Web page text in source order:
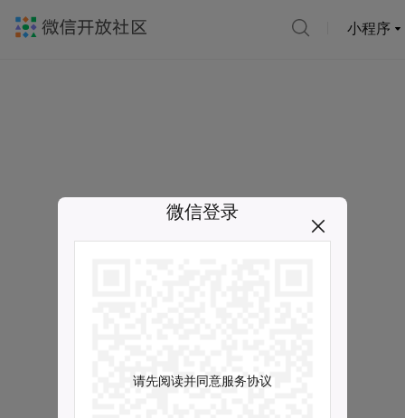
小程序
微信登录
请先阅读并同意服务协议